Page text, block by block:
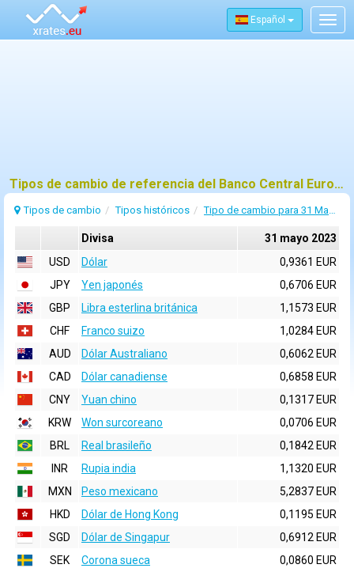
Español
Tipos de cambio de referencia del Banco Central Europeo (BCE) para 31 mayo 2023
Tipos de cambio Tipos históricos Tipo de cambio para 31 Mayo 2023
Divisa
31 mayo 2023
USD
Dólar
0,9361 EUR
JPY
Yen japonés
0,6706 EUR
GBP
Libra esterlina británica
1,1573 EUR
CHF
Franco suizo
1,0284 EUR
AUD
Dólar Australiano
0,6062 EUR
CAD
Dólar canadiense
0,6858 EUR
CNY
Yuan chino
0,1317 EUR
KRW
Won surcoreano
0,0706 EUR
BRL
Real brasileño
0,1842 EUR
INR
Rupia india
1,1320 EUR
MXN
Peso mexicano
5,2837 EUR
HKD
Dólar de Hong Kong
0,1195 EUR
SGD
Dólar de Singapur
0,6912 EUR
SEK
Corona sueca
0,0860 EUR